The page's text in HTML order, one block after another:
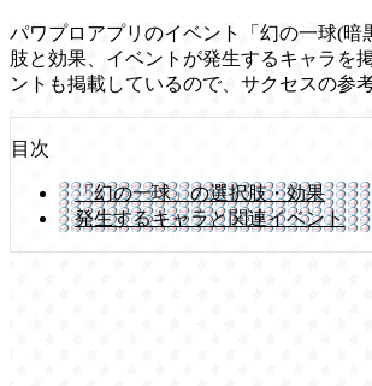
パワプロアプリのイベント「幻の一球(暗
肢と効果、イベントが発生するキャラを
ントも掲載しているので、サクセスの参
目次
「幻の一球」の選択肢・効果
発生するキャラと関連イベント